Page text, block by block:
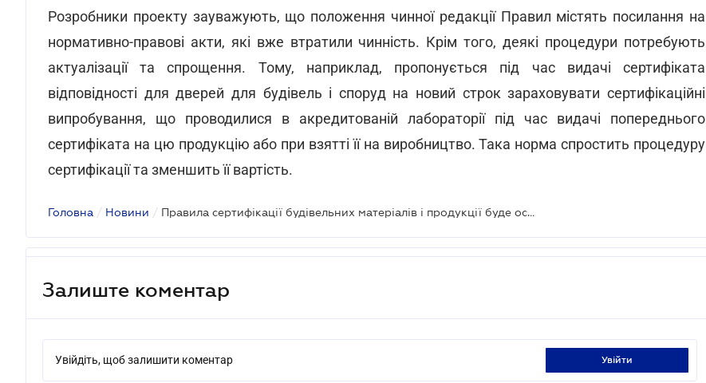
Розробники проекту зауважують, що положення чинної редакції Правил містять посилання на
нормативно-правові акти, які вже втратили чинність. Крім того, деякі процедури потребують
актуалізації та спрощення. Тому, наприклад, пропонується під час видачі сертифіката
відповідності для дверей для будівель і споруд на новий строк зараховувати сертифікаційні
випробування, що проводилися в акредитованій лабораторії під час видачі попереднього
сертифіката на цю продукцію або при взятті її на виробництво. Така норма спростить процедуру
сертифікації та зменшить її вартість.
Головна / Новини / Правила сертифікації будівельних матеріалів і продукції буде осучаснено та спрощено
Залиште коментар
Увійдіть, щоб залишити коментар увійти